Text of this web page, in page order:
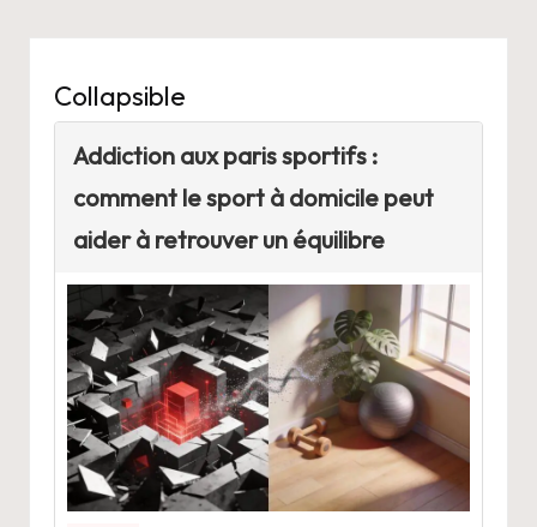
Collapsible
Addiction aux paris sportifs :
comment le sport à domicile peut
aider à retrouver un équilibre